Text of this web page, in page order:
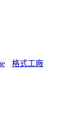
格式工廠